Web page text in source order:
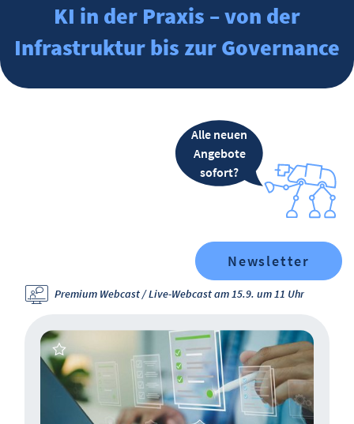
KI in der Praxis – von der
Infrastruktur bis zur Governance
Alle neuen
Angebote
sofort?
Newsletter
Premium Webcast / Live-Webcast am 15.9. um 11 Uhr